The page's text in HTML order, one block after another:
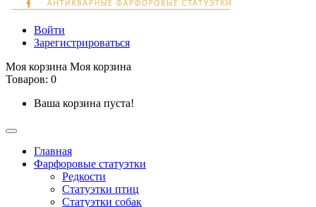
Войти
Зарегистрироваться
Моя корзина Моя корзина
Товаров: 0
Ваша корзина пуста!
Главная
Фарфоровые статуэтки
Редкости
Cтатуэтки птиц
Cтатуэтки собак